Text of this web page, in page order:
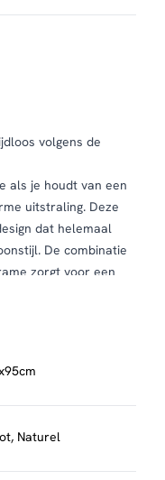
volgens de
als je houdt van een
uitstraling. Deze
dat helemaal
De combinatie
zorgt voor een
of juist donkere
staan.
Naturel